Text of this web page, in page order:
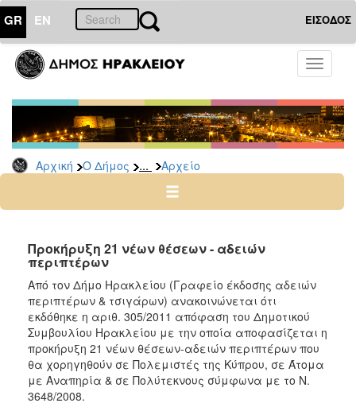
GR EN ΕΙΣΟΔΟΣ
Toggle
Αρχική Ο Δήμος ... Αρχείο
ΔΗΜΟΣ
Διακηρύξεις
Δημοπρασίες
Αρχείο
2025
2023
2022
2021
2020
2019
2018
2017
Προκήρυξη 21 νέων θέσεων - αδειών
περιπτέρων
Από τον Δήμο Ηρακλείου (Γραφείο έκδοσης αδειών
περιπτέρων & τσιγάρων) ανακοινώνεται ότι
εκδόθηκε η αριθ. 305/2011 απόφαση του Δημοτικού
Συμβουλίου Ηρακλείου με την οποία αποφασίζεται η
προκήρυξη 21 νέων θέσεων-αδειών περιπτέρων που
θα χορηγηθούν σε Πολεμιστές της Κύπρου, σε Άτομα
με Αναπηρία & σε Πολύτεκνους σύμφωνα με το Ν.
3648/2008.